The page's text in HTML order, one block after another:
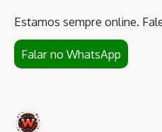
Estamos sempre online.
Falar no WhatsApp